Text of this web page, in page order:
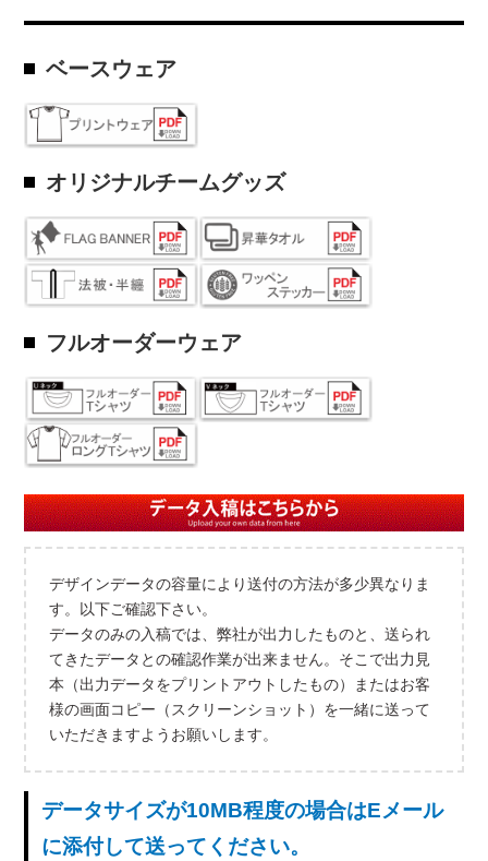
ベースウェア
オリジナルチームグッズ
フルオーダーウェア
デザインデータの容量により送付の方法が多少異なりま
す。以下ご確認下さい。
データのみの入稿では、弊社が出力したものと、送られ
てきたデータとの確認作業が出来ません。そこで出力見
本（出力データをプリントアウトしたもの）またはお客
様の画面コピー（スクリーンショット）を一緒に送って
いただきますようお願いします。
データサイズが10MB程度の場合はEメール
に添付して送ってください。